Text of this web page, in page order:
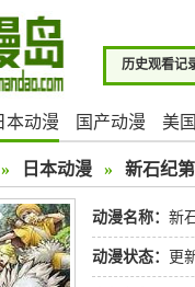
历史观看记
本动漫 国产动漫 美
» 日本动漫 » 新石纪
动漫名称： 新
动漫状态： 更